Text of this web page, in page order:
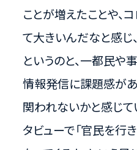
ことが増えたことや、
て大きいんだなと感じ
というのと、一都民や
情報発信に課題感があ
関われないかと感じて
タビューで「官民を行